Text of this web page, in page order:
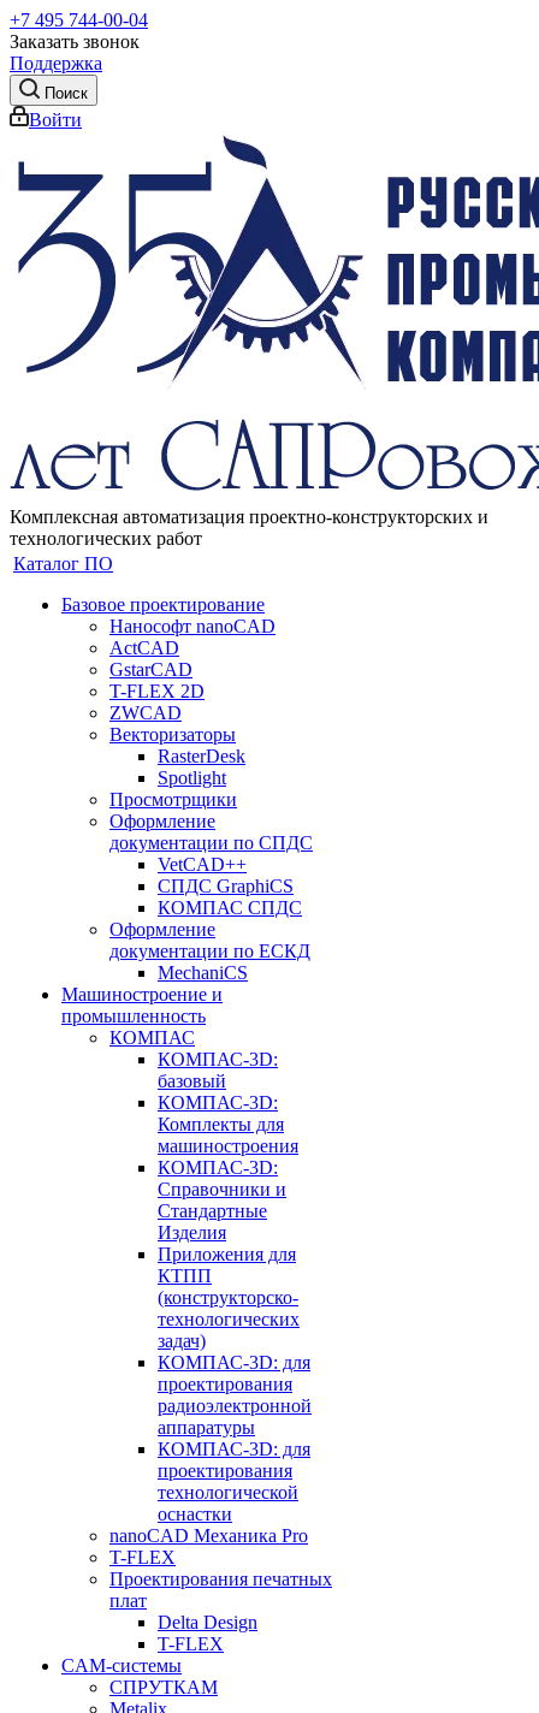
+7 495 744-00-04
Заказать звонок
Поддержка
Поиск
Войти
Комплексная автоматизация проектно-конструкторских и
технологических работ
Каталог ПО
Базовое проектирование
Нанософт nanoCAD
ActCAD
GstarCAD
T-FLEX 2D
ZWCAD
Векторизаторы
RasterDesk
Spotlight
Просмотрщики
Оформление
документации по СПДС
VetCAD++
СПДС GraphiCS
КОМПАС СПДС
Оформление
документации по ЕСКД
MechaniCS
Машиностроение и
промышленность
КОМПАС
КОМПАС-3D:
базовый
КОМПАС-3D:
Комплекты для
машиностроения
КОМПАС-3D:
Справочники и
Стандартные
Изделия
Приложения для
КТПП
(конструкторско-
технологических
задач)
КОМПАС-3D: для
проектирования
радиоэлектронной
аппаратуры
КОМПАС-3D: для
проектирования
технологической
оснастки
nanoCAD Механика Pro
T-FLEX
Проектирования печатных
плат
Delta Design
T-FLEX
CAM-системы
СПРУТКAM
Metalix